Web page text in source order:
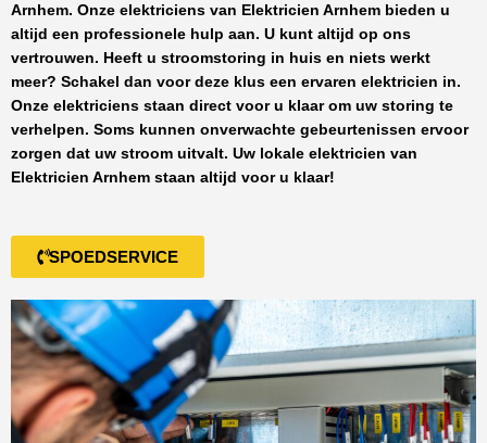
Arnhem. Onze elektriciens van Elektricien Arnhem bieden u
altijd een professionele hulp aan. U kunt altijd op ons
vertrouwen. Heeft u stroomstoring in huis en niets werkt
meer? Schakel dan voor deze klus een ervaren elektricien in.
Onze elektriciens staan direct voor u klaar om uw storing te
verhelpen. Soms kunnen onverwachte gebeurtenissen ervoor
zorgen dat uw stroom uitvalt. Uw lokale elektricien van
Elektricien Arnhem staan altijd voor u klaar!
SPOEDSERVICE